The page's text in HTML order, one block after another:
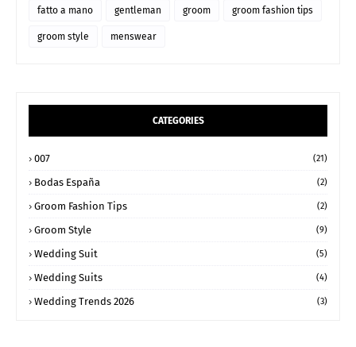
fatto a mano gentleman groom groom fashion tips
groom style menswear
CATEGORIES
007 (21)
Bodas España (2)
Groom Fashion Tips (2)
Groom Style (9)
Wedding Suit (5)
Wedding Suits (4)
Wedding Trends 2026 (3)